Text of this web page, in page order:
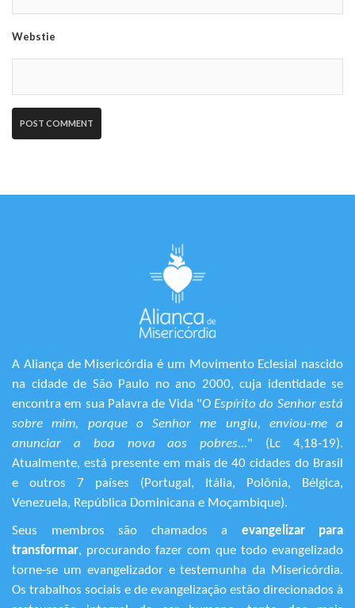
Webstie
A Aliança de Misericórdia é um Movimento Eclesial nascido
na cidade de São Paulo no ano 2000, cuja identidade se
encontra em sua Palavra de Vida "O Espírito do Senhor está
sobre mim, porque o Senhor me ungiu, enviou-me a
anunciar a boa nova aos pobres..." (Lc 4,18-19).
Atualmente, está presente em mais de 40 cidades do Brasil
e outros 7 países (Portugal, Itália, Polônia, Bélgica,
Venezuela, República Dominicana e Moçambique).
Seus membros são chamados a evangelizar para
transformar, procurando fazer com que todo evangelizado
torne-se um evangelizador e testemunha da Misericórdia.
Os trabalhos sociais e de evangelização estão direcionados à